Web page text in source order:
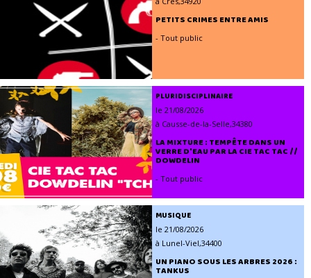
PETITS CRIMES ENTRE AMIS
- Tout public
PLURIDISCIPLINAIRE
le 21/08/2026
à Causse-de-la-Selle,34380
LA MIXTURE : TEMPÊTE DANS UN
VERRE D'EAU PAR LA CIE TAC TAC //
DOWDELIN
- Tout public
MUSIQUE
le 21/08/2026
à Lunel-Viel,34400
UN PIANO SOUS LES ARBRES 2026 :
TANKUS